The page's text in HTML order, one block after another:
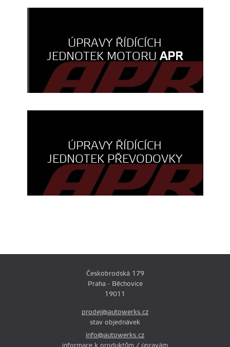
ÚPRAVY ŘÍDÍCÍCH
JEDNOTEK MOTORUAPR
ÚPRAVY ŘÍDÍCÍCH
JEDNOTEK PŘEVODOVKY
Českobrodská 179
Praha - Běchovice
19011
prodej@autowerks.cz
stav objednávek
info@autowerks.cz